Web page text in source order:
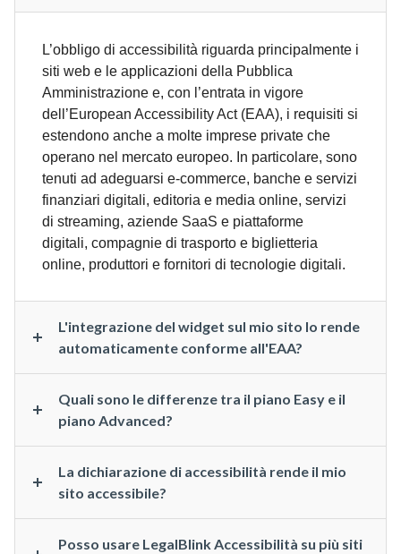
L’obbligo di accessibilità riguarda principalmente i
siti web e le applicazioni della Pubblica
Amministrazione e, con l’entrata in vigore
dell’European Accessibility Act (EAA), i requisiti si
estendono anche a molte imprese private che
operano nel mercato europeo. In particolare, sono
tenuti ad adeguarsi e-commerce, banche e servizi
finanziari digitali, editoria e media online, servizi
di streaming, aziende SaaS e piattaforme
digitali, compagnie di trasporto e biglietteria
online, produttori e fornitori di tecnologie digitali.
L'integrazione del widget sul mio sito lo rende
automaticamente conforme all'EAA?
Quali sono le differenze tra il piano Easy e il
piano Advanced?
La dichiarazione di accessibilità rende il mio
sito accessibile?
Posso usare LegalBlink Accessibilità su più siti